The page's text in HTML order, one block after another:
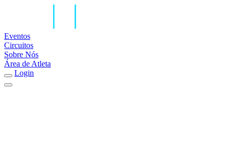
Eventos
Circuitos
Sobre Nós
Área de Atleta
Login